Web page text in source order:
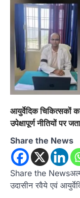
आयुर्वेदिक चिकित्सकों
उपेक्षापूर्ण नीतियों पर
Share the News
Share the
उदासीन रवैये एवं
1